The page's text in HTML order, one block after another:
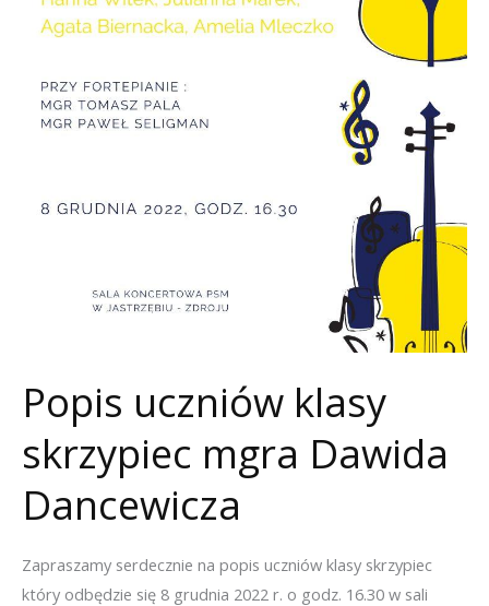
Popis uczniów klasy
skrzypiec mgra Dawida
Dancewicza
Zapraszamy serdecznie na popis uczniów klasy skrzypiec
który odbędzie się 8 grudnia 2022 r. o godz. 16.30 w sali